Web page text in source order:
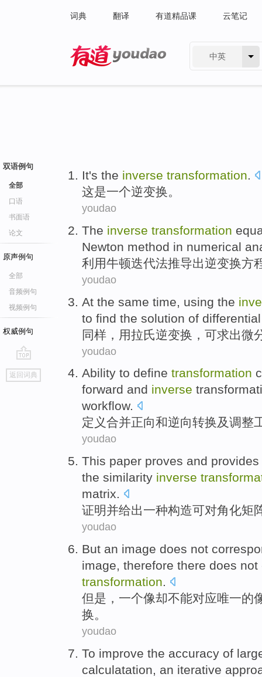
词典 翻译 有道精品课 云笔记
中英
双语例句
全部
口语
书面语
论文
原声例句
全部
音频例句
视频例句
权威例句
go
top
返回词典
It's the inverse transformation.
这是一个逆变换。
youdao
The inverse transformation
Newton method in numerical
利用牛顿迭代法推导出逆变换方
youdao
At the same time using the
to find the solution of
同样 ， 用拉氏逆变换，可求出微
youdao
Ability to define transformation
forward and inverse
workflow.
定义合并正向和逆向转换及调整
youdao
This paper proves and provides
the similarity inverse
matrix.
证明并给出一种构造可对角化矩
youdao
But an image does not
image, therefore there does not
transformation.
但是 ， 一个像却不能对应唯一的
换。
youdao
To improve the accuracy of
calculatation, an iterative